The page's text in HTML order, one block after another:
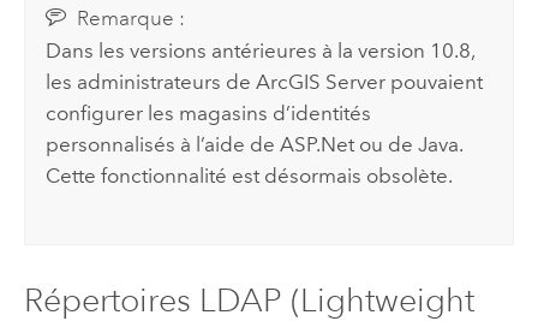
Remarque :
Dans les versions antérieures à la version 10.8,
les administrateurs deArcGIS Server pouvaient
configurer les magasins d’identités
personnalisés à l’aide de ASP.Net ou de Java.
Cette fonctionnalité est désormais obsolète.
Répertoires LDAP (Lightweight